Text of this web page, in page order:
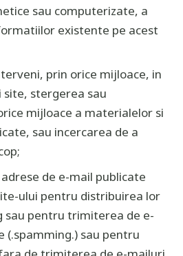
sau computerizate, a
existente pe acest
prin orice mijloace, in
stergerea sau
mijloace a materialelor si
sau incercarea de a
de e-mail publicate
ului pentru distribuirea lor
sau pentru trimiterea de e-
(.spamming.) sau pentru